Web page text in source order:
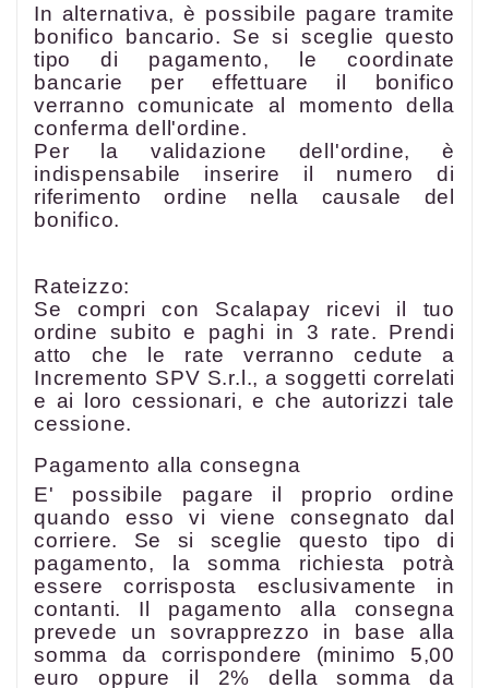
In alternativa, è possibile pagare tramite
bonifico bancario. Se si sceglie questo
tipo di pagamento, le coordinate
bancarie per effettuare il bonifico
verranno comunicate al momento della
conferma dell'ordine.
Per la validazione dell'ordine, è
indispensabile inserire il numero di
riferimento ordine nella causale del
bonifico.
Rateizzo:
Se compri con Scalapay ricevi il tuo
ordine subito e paghi in 3 rate. Prendi
atto che le rate verranno cedute a
Incremento SPV S.r.l., a soggetti correlati
e ai loro cessionari, e che autorizzi tale
cessione.
Pagamento alla consegna
E' possibile pagare il proprio ordine
quando esso vi viene consegnato dal
corriere. Se si sceglie questo tipo di
pagamento, la somma richiesta potrà
essere corrisposta esclusivamente in
contanti. Il pagamento alla consegna
prevede un sovrapprezzo in base alla
somma da corrispondere (minimo 5,00
euro oppure il 2% della somma da